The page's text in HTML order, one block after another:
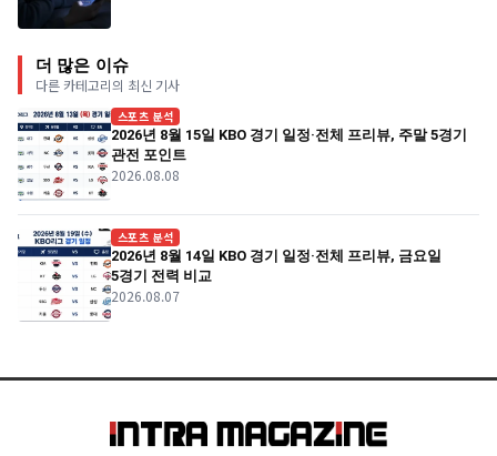
더 많은 이슈
다른 카테고리의 최신 기사
스포츠 분석
2026년 8월 15일 KBO 경기 일정·전체 프리뷰, 주말 5경기
관전 포인트
2026.08.08
스포츠 분석
2026년 8월 14일 KBO 경기 일정·전체 프리뷰, 금요일
5경기 전력 비교
2026.08.07